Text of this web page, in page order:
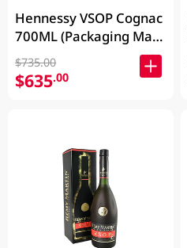
Hennessy VSOP Cognac
700ML (Packaging May
Vary )
$735.00
$635.00